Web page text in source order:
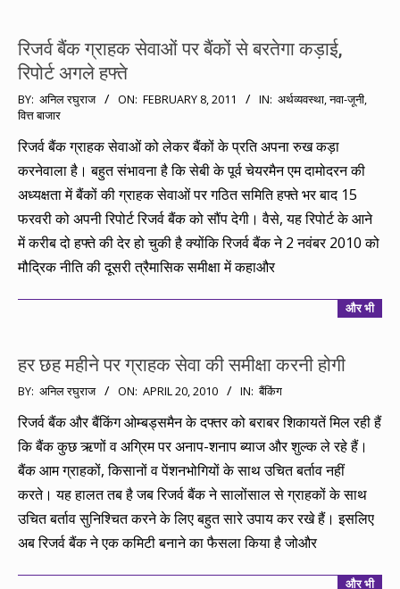
रिजर्व बैंक ग्राहक सेवाओं पर बैंकों से बरतेगा कड़ाई,
रिपोर्ट अगले हफ्ते
2011-
02-
08
BY: अनिल रघुराज ON: FEBRUARY 8, 2011 IN: अर्थव्यवस्था,नवा-जूनी,
वित्त बाजार
रिजर्व बैंक ग्राहक सेवाओं को लेकर बैंकों के प्रति अपना रुख कड़ा
करनेवाला है। बहुत संभावना है कि सेबी के पूर्व चेयरमैन एम दामोदरन की
अध्यक्षता में बैंकों की ग्राहक सेवाओं पर गठित समिति हफ्ते भर बाद 15
फरवरी को अपनी रिपोर्ट रिजर्व बैंक को सौंप देगी। वैसे, यह रिपोर्ट के आने
में करीब दो हफ्ते की देर हो चुकी है क्योंकि रिजर्व बैंक ने 2 नवंबर 2010 को
मौद्रिक नीति की दूसरी त्रैमासिक समीक्षा में कहाऔर
और भी
हर छह महीने पर ग्राहक सेवा की समीक्षा करनी होगी
2010-
04-
20
BY: अनिल रघुराज ON: APRIL 20, 2010 IN: बैंकिंग
रिजर्व बैंक और बैंकिंग ओम्बड्समैन के दफ्तर को बराबर शिकायतें मिल रही हैं
कि बैंक कुछ ऋणों व अग्रिम पर अनाप-शनाप ब्याज और शुल्क ले रहे हैं।
बैंक आम ग्राहकों, किसानों व पेंशनभोगियों के साथ उचित बर्ताव नहीं
करते। यह हालत तब है जब रिजर्व बैंक ने सालोंसाल से ग्राहकों के साथ
उचित बर्ताव सुनिश्चित करने के लिए बहुत सारे उपाय कर रखे हैं। इसलिए
अब रिजर्व बैंक ने एक कमिटी बनाने का फैसला किया है जोऔर
और भी